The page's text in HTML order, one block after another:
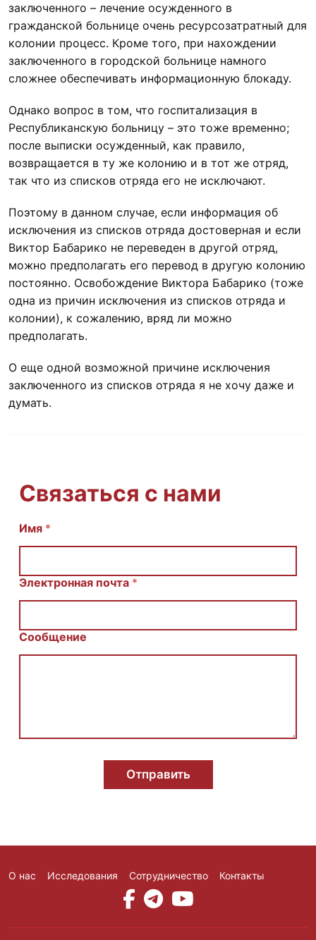
заключенного – лечение осужденного в
гражданской больнице очень ресурсозатратный для
колонии процесс. Кроме того, при нахождении
заключенного в городской больнице намного
сложнее обеспечивать информационную блокаду.
Однако вопрос в том, что госпитализация в
Республиканскую больницу – это тоже временно;
после выписки осужденный, как правило,
возвращается в ту же колонию и в тот же отряд,
так что из списков отряда его не исключают.
Поэтому в данном случае, если информация об
исключения из списков отряда достоверная и если
Виктор Бабарико не переведен в другой отряд,
можно предполагать его перевод в другую колонию
постоянно. Освобождение Виктора Бабарико (тоже
одна из причин исключения из списков отряда и
колонии), к сожалению, вряд ли можно
предполагать.
О еще одной возможной причине исключения
заключенного из списков отряда я не хочу даже и
думать.
Связаться с нами
Имя *
Электронная почта *
С
щ
е
я
Сообщение
Отправить
О нас Исследования Сотрудничество
Контакты